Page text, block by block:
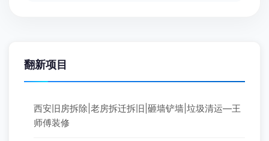
翻新项目
西安旧房拆除|老房拆迁拆旧|砸墙铲墙|垃圾清运—王
师傅装修